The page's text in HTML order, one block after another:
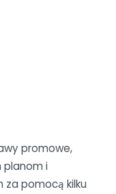
promowe,
planom i
za pomocą kilku